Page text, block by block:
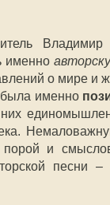
именно
о мире и
была именно
и
песни –